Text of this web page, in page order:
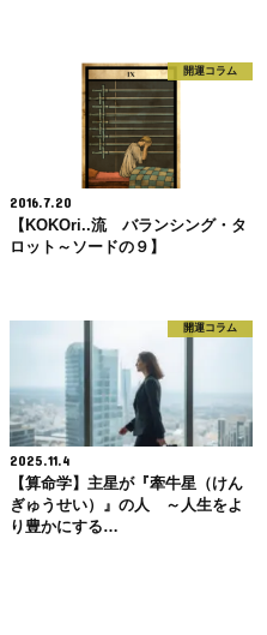
開運コラム
2016.7.20
【KOKOri..流 バランシング・タ
ロット～ソードの９】
開運コラム
2025.11.4
【算命学】主星が『牽牛星（けん
ぎゅうせい）』の人 ～人生をよ
り豊かにする…